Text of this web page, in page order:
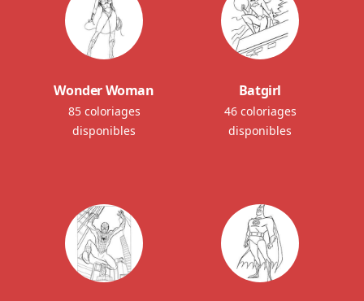
Wonder Woman
85 coloriages
disponibles
Batgirl
46 coloriages
disponibles